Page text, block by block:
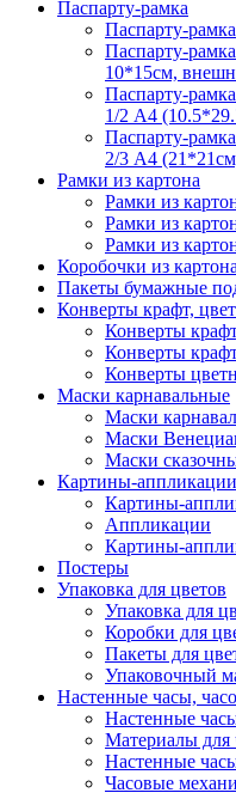
Паспарту-рамка
Паспарту-рамка
Паспарту-
10*15см,
Паспарту-
1/2 А4
Паспарту-
2/3 А4
Рамки из картона
Рамки из
Рамки из
Рамки из
Коробочки из картона
Пакеты бумажные
Конверты крафт,
Конверты
Конверты
Конверты
Маски карнавальные
Маски
Маски
Маски
Картины-аппликации
Картины-
Аппликации
Картины-
Постеры
Упаковка для цветов
Упаковка для
Коробки для
Пакеты для
Упаковочный
Настенные часы,
Настенные
Материалы для
Настенные
Часовые